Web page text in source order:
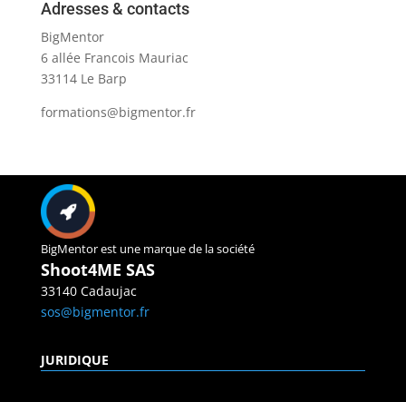
Adresses & contacts
BigMentor
6 allée Francois Mauriac
33114 Le Barp
formations@bigmentor.fr
BigMentor est une marque de la société
Shoot4ME SAS
33140 Cadaujac
sos@bigmentor.fr
JURIDIQUE